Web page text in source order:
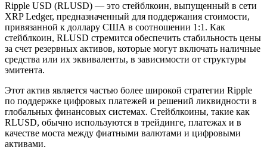
Копирование торговли
Присоединяйтесь к лучшим трейдерам
Ripple USD (RLUSD) — это стейблкоин, выпущенный в сети
XRP Ledger, предназначенный для поддержания стоимости,
привязанной к доллару США в соотношении 1:1. Как
стейблкоин, RLUSD стремится обеспечить стабильность цены
за счет резервных активов, которые могут включать наличные
средства или их эквиваленты, в зависимости от структуры
эмитента.
Этот актив является частью более широкой стратегии Ripple
по поддержке цифровых платежей и решений ликвидности в
глобальных финансовых системах. Стейблкоины, такие как
RLUSD, обычно используются в трейдинге, платежах и в
качестве моста между фиатными валютами и цифровыми
активами.